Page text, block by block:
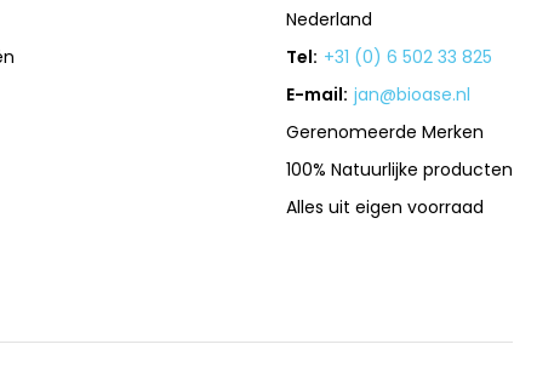
Nederland
Tel: +31 (0) 6 502 33 825
E-mail: jan@bioase.nl
Gerenomeerde Merken
100% Natuurlijke producten
Alles uit eigen voorraad